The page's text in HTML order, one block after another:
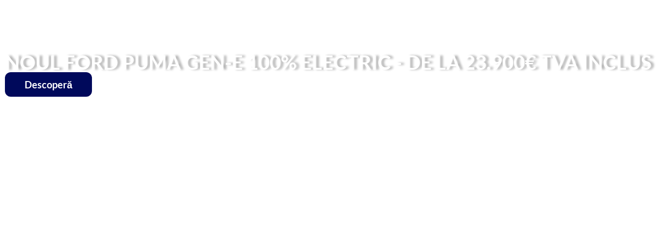
NOUL FORD PUMA GEN-E 100% ELECTRIC - DE LA 23.900€ TVA INCLUS
Descoperă